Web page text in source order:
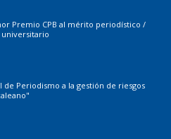
Premio CPB al mérito periodístico /
de Periodismo a la gestión de riesgos